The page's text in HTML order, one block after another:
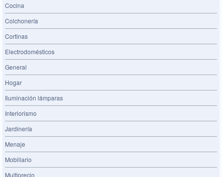
Cocina
Colchonería
Cortinas
Electrodomésticos
General
Hogar
Iluminación lámparas
Interiorismo
Jardinería
Menaje
Mobiliario
Multiprecio